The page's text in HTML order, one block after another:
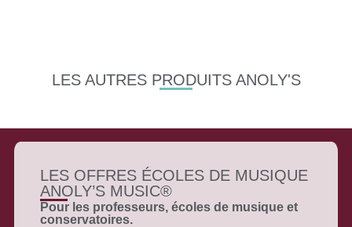
LES AUTRES PRODUITS ANOLY'S
LES OFFRES ÉCOLES DE MUSIQUE
ANOLY’S MUSIC®
Pour les professeurs, écoles de musique et
conservatoires.